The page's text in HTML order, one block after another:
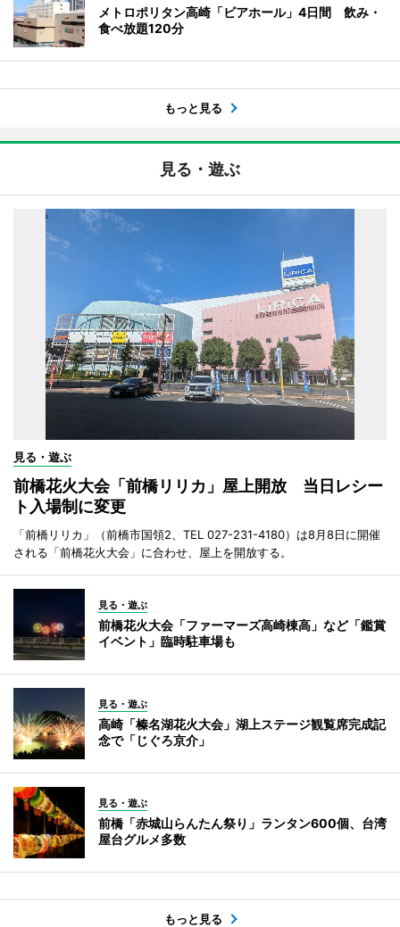
メトロポリタン高崎「ビアホール」4日間 飲み・
食べ放題120分
もっと見る
見る・遊ぶ
見る・遊ぶ
前橋花火大会「前橋リリカ」屋上開放 当日レシー
ト入場制に変更
「前橋リリカ」（前橋市国領2、TEL 027-231-4180）は8月8日に開催
される「前橋花火大会」に合わせ、屋上を開放する。
見る・遊ぶ
前橋花火大会「ファーマーズ高崎棟高」など「鑑賞
イベント」臨時駐車場も
見る・遊ぶ
高崎「榛名湖花火大会」湖上ステージ観覧席完成記
念で「じぐろ京介」
見る・遊ぶ
前橋「赤城山らんたん祭り」ランタン600個、台湾
屋台グルメ多数
もっと見る